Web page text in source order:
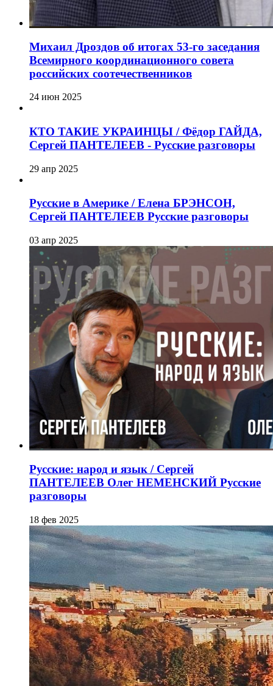
Михаил Дроздов об итогах 53-го заседания
Всемирного координационного совета
российских соотечественников
24 июн 2025
КТО ТАКИЕ УКРАИНЦЫ / Фёдор ГАЙДА,
Сергей ПАНТЕЛЕЕВ - Русские разговоры
29 апр 2025
Русские в Америке / Елена БРЭНСОН,
Сергей ПАНТЕЛЕЕВ Русские разговоры
03 апр 2025
Русские: народ и язык / Сергей
ПАНТЕЛЕЕВ Олег НЕМЕНСКИЙ Русские
разговоры
18 фев 2025